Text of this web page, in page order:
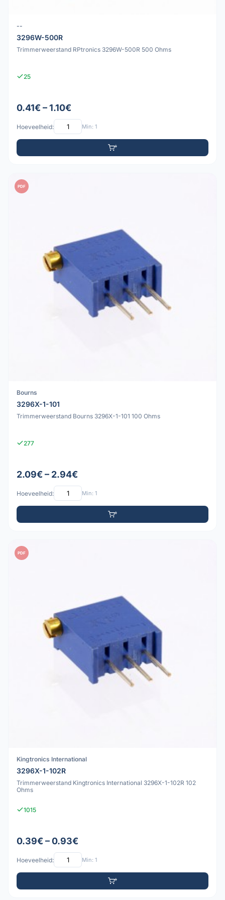
--
3296W-500R
Trimmerweerstand RPtronics 3296W-500R 500 Ohms
25
0.41€ – 1.10€
Hoeveelheid: Min: 1
PDF
Bourns
3296X-1-101
Trimmerweerstand Bourns 3296X-1-101 100 Ohms
277
2.09€ – 2.94€
Hoeveelheid: Min: 1
PDF
Kingtronics International
3296X-1-102R
Trimmerweerstand Kingtronics International 3296X-1-102R 102
Ohms
1015
0.39€ – 0.93€
Hoeveelheid: Min: 1